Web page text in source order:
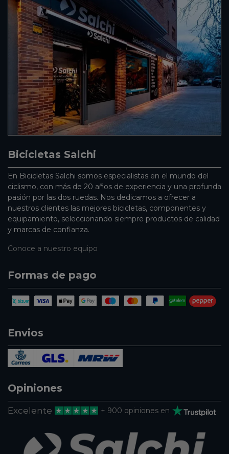
Bicicletas Salchi
En Bicicletas Salchi somos especialistas en el mundo del
ciclismo, con más de 20 años de experiencia y una profunda
pasión por las dos ruedas. Nos dedicamos a ofrecer a
nuestros clientes las mejores bicicletas, componentes y
equipamiento, seleccionando siempre productos de calidad
y marcas de confianza.
Conoce a nuestro equipo
Formas de pago
Envios
Opiniones
Excelente + 900 opiniones en